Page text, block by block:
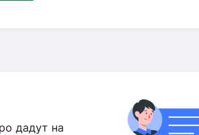
дадут на